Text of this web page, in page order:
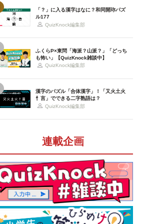
「？」に入る漢字はなに？和同開珎パズ
ル177
QuizKnock編集部
ふくらP×東問「海派？山派？」「どっち
も怖い」【QuizKnock雑談中】
QuizKnock編集部
漢字のパズル「合体漢字」！「又火土火
忄言」でできる二字熟語は？
QuizKnock編集部
連載企画